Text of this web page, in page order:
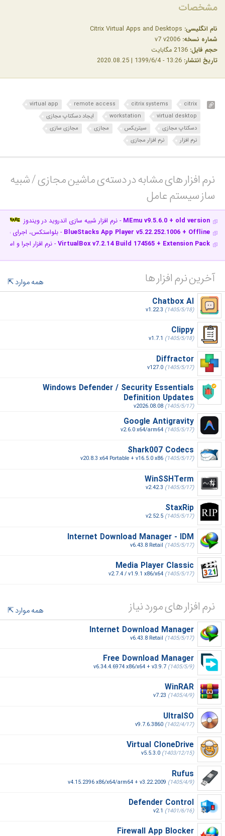
مشخصات
نام انگلیسی:
شماره نسخه:
حجم فایل:
تاریخ انتشار:
citrix
citrix systems
remote access
virtual app
virtual desktop
workstation
ایجاد دسکتاپ مجازی
دسکتاپ مجازی
سیتریکس مجازی
مجازی سازی
نرم افزار
نرم افزار مجازی
نرم افزار های مشابه در دسته‌ی‌ ماشین مجازی / شبیه
ساز سیستم عامل‎
MEmu v9.5.6.0 + old version - نرم افزار شبیه سازی اندروید در ویندوز
BlueStacks App Player v5.22.252.1006 + Offline - بلواستکس، اجرای
VirtualBox v7.2.14 Build 174565 + Extension Pack- نرم افزار اجرا و
آخرین نرم افزار ها
همه موارد
Chatbox AI
v1.22.3 (1405/5/18)
Clippy
v1.7.1 (1405/5/18)
Diffractor
v127.0 (1405/5/17)
Windows Defender / Security Essentials
Definition Updates
v2026.08.08 (1405/5/17)
Google Antigravity
v2.6.0 x64/arm64 (1405/5/17)
Shark007 Codecs
v20.8.3 x64 Portable + v16.5.0 x86 (1405/5/17)
WinSSHTerm
v2.42.3 (1405/5/17)
StaxRip
v2.52.5 (1405/5/17)
Internet Download Manager - IDM
v6.43.8 Retail (1405/5/17)
Media Player Classic
v2.7.4 / v1.9.1 x86/x64 (1405/5/17)
نرم افزار های مورد نیاز
همه موارد
Internet Download Manager
v6.43.8 Retail (1405/5/17)
Free Download Manager
v6.34.4.6974 x86/x64 + v3.9.7 (1405/5/9)
WinRAR
v7.23 (1405/4/9)
UltraISO
v9.7.6.3860 (1402/4/17)
Virtual CloneDrive
v5.5.3.0 (1403/12/15)
Rufus
v4.15.2396 x86/x64/arm64 + v3.22.2009 (1405/4/9)
Defender Control
v2.1 (1401/6/16)
Firewall App Blocker